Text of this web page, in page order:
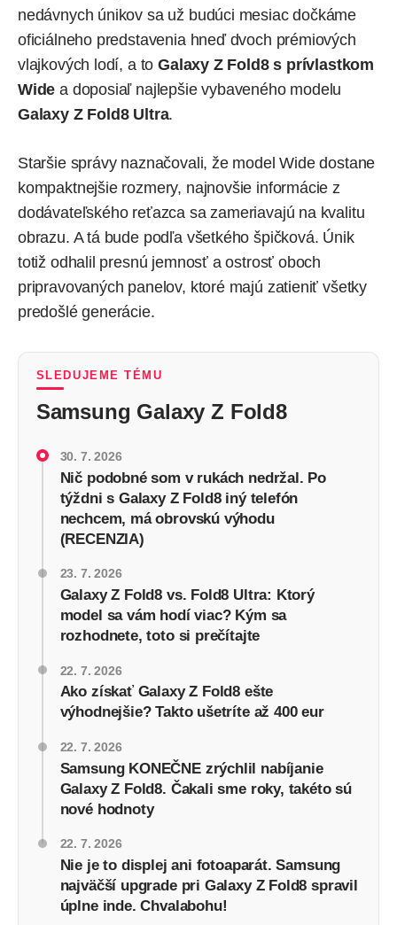
nedávnych únikov sa už budúci mesiac dočkáme
oficiálneho predstavenia hneď dvoch prémiových
vlajkových lodí, a toGalaxy Z Fold8 s prívlastkom
Wide a doposiaľ najlepšie vybaveného modelu
Galaxy Z Fold8 Ultra.
Staršie správy naznačovali, že model Wide dostane
kompaktnejšie rozmery, najnovšie informácie z
dodávateľského reťazca sa zameriavajú na kvalitu
obrazu. A tá bude podľa všetkého špičková. Únik
totiž odhalil presnú jemnosť a ostrosť oboch
pripravovaných panelov, ktoré majú zatieniť všetky
predošlé generácie.
SLEDUJEME TÉMU
Samsung Galaxy Z Fold8
30. 7. 2026
Nič podobné som v rukách nedržal. Po
týždni s Galaxy Z Fold8 iný telefón
nechcem, má obrovskú výhodu
(RECENZIA)
23. 7. 2026
Galaxy Z Fold8 vs. Fold8 Ultra: Ktorý
model sa vám hodí viac? Kým sa
rozhodnete, toto si prečítajte
22. 7. 2026
Ako získať Galaxy Z Fold8 ešte
výhodnejšie? Takto ušetríte až 400 eur
22. 7. 2026
Samsung KONEČNE zrýchlil nabíjanie
Galaxy Z Fold8. Čakali sme roky, takéto sú
nové hodnoty
22. 7. 2026
Nie je to displej ani fotoaparát. Samsung
najväčší upgrade pri Galaxy Z Fold8 spravil
úplne inde. Chvalabohu!